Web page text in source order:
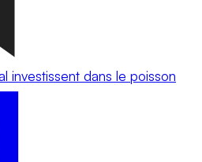
investissent dans le poisson